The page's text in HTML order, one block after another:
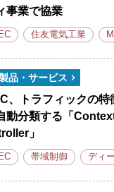
事業で協業
住友電気工業
品・サービス
、トラフィックの
動分類する「
」
帯域制御 ディ